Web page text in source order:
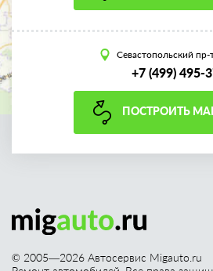
Севастопольский пр-
+7 (499) 495-
ПОСТРОИТЬ
© 2005—2026 Автосервис Migauto.ru